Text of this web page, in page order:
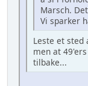
Marsch.
Vi sparker
Leste et sted
men at
tilbake...